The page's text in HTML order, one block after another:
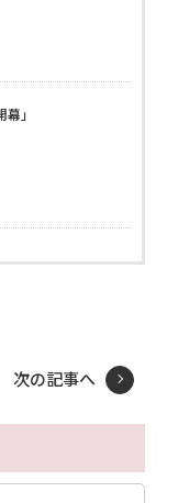
」
次の記事へ